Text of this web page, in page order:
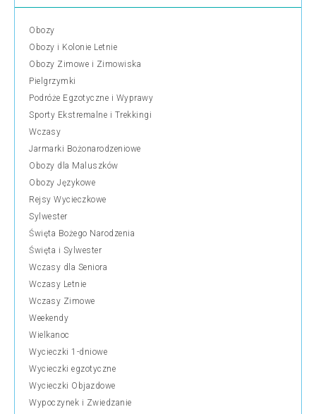
Obozy
Obozy i Kolonie Letnie
Obozy Zimowe i Zimowiska
Pielgrzymki
Podróże Egzotyczne i Wyprawy
Sporty Ekstremalne i Trekkingi
Wczasy
Jarmarki Bożonarodzeniowe
Obozy dla Maluszków
Obozy Językowe
Rejsy Wycieczkowe
Sylwester
Święta Bożego Narodzenia
Święta i Sylwester
Wczasy dla Seniora
Wczasy Letnie
Wczasy Zimowe
Weekendy
Wielkanoc
Wycieczki 1-dniowe
Wycieczki egzotyczne
Wycieczki Objazdowe
Wypoczynek i Zwiedzanie